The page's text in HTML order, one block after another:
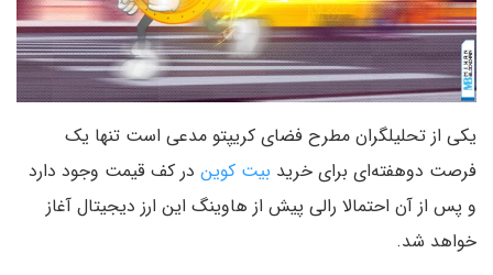
یکی از تحلیلگران مطرح فضای کریپتو مدعی است تنها یک
فرصت دوهفته‌ای برای خرید بیت کوین در کف قیمت وجود دارد
و پس از آن احتمالا رالی پیش از هاوینگ این ارز دیجیتال آغاز
خواهد شد.